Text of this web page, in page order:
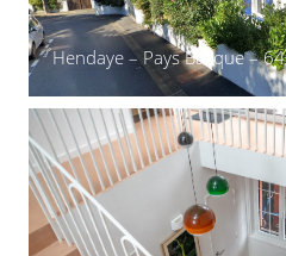
Hendaye – Pays Basque – 64